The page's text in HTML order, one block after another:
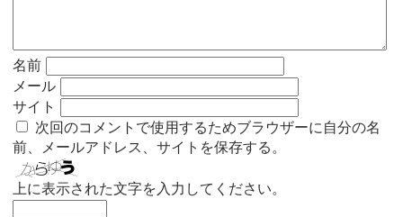
名前
メール
サイト
次回のコメントで使用するためブラウザーに自分の名
前、メールアドレス、サイトを保存する。
上に表示された文字を入力してください。